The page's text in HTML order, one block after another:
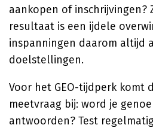
aankopen of inschrijvingen?
resultaat is een ijdele
inspanningen daarom altijd
doelstellingen.
Voor het GEO-tijdperk komt
meetvraag bij: word je
antwoorden? Test